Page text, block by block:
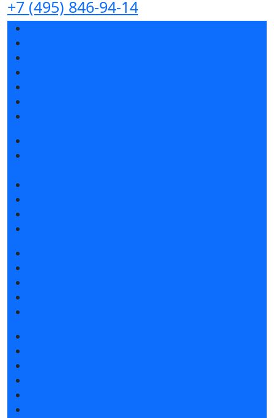
+7 (495) 846-94-14